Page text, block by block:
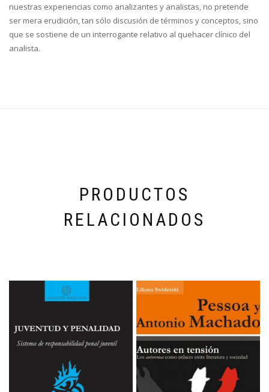
nuestras experiencias como analizantes y analistas, no pretende
ser mera erudición, tan sólo discusión de términos y conceptos, sino
que se sostiene de un interrogante relativo al quehacer clínico del
analista.
PRODUCTOS
RELACIONADOS